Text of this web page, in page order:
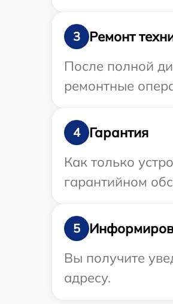
3
Ремонт
После полной
ремонтные
4
Гарантия
Как только
гарантийном
5
Вы получите
адресу.